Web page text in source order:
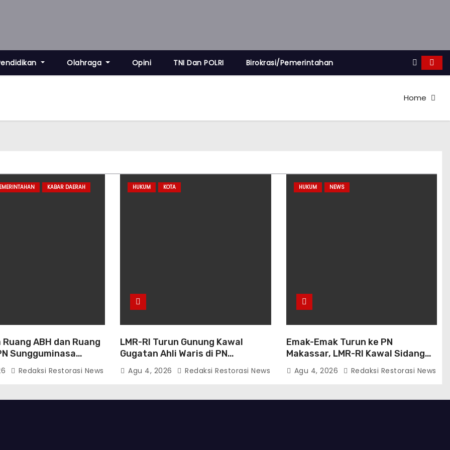
Olahraga Opini TNI Dan POLRI Birokrasi/Pemerintahan
Home
KABAR DAERAH
ABH dan Ruang
Sungguminasa
Pelayanan Publik
Redaksi Restorasi News
HUKUM KOTA
LMR-RI Turun Gunung Kawal
Gugatan Ahli Waris di PN
Makassar, Humas Buka Tahapan
Persidangan
Agu 4, 2026 Redaksi Restorasi News
HUKUM NEWS
Emak-Emak Turun ke PN
Makassar, LMR-RI Kawal Sidang
Perdata Nomor
254/Pdt.G/2026/PN Mks
Agu 4, 2026 Redaksi Restorasi News